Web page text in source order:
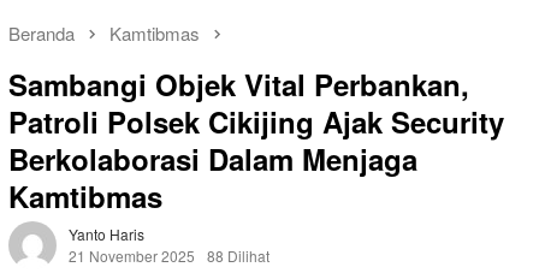
Beranda Kamtibmas
Sambangi Objek Vital Perbankan,
Patroli Polsek Cikijing Ajak Security
Berkolaborasi Dalam Menjaga
Kamtibmas
Yanto Haris
21 November 2025
88 Dilihat